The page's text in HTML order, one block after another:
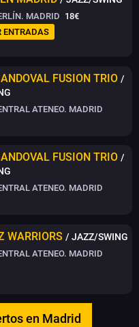
MADRID
18€
ENTRADAS
FUSION TRIO /
ATENEO. MADRID
FUSION TRIO /
ATENEO. MADRID
WARRIORS / JAZZ/SWING
ATENEO. MADRID
en Madrid